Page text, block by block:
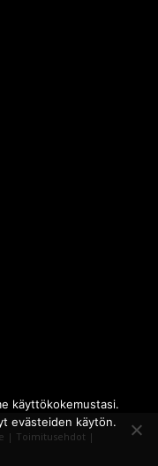
| Toimitusehdot |
käyttökokemustasi.
evästeiden käytön.